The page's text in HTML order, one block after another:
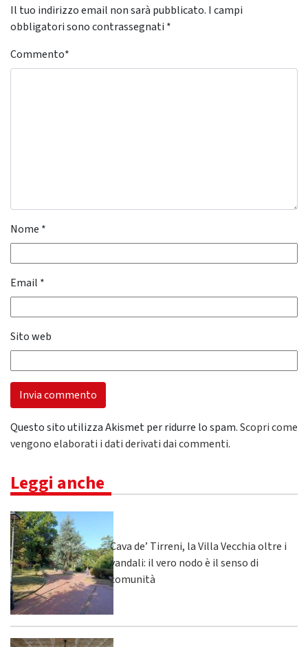
Il tuo indirizzo email non sarà pubblicato. I campi
obbligatori sono contrassegnati *
Commento*
Nome *
Email *
Sito web
Questo sito utilizza Akismet per ridurre lo spam.Scopri come
vengono elaborati i dati derivati dai commenti.
Leggi anche
Cava de’ Tirreni, la Villa Vecchia oltre i
vandali: il vero nodo è il senso di
comunità